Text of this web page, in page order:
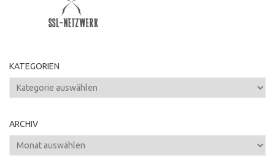
KATEGORIEN
Kategorien
ARCHIV
Archiv